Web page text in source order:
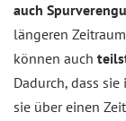
auch
längeren
können auch
Dadurch, dass
sie über einen